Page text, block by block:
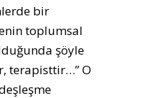
bir
toplumsal
şöyle
terapisttir…” O